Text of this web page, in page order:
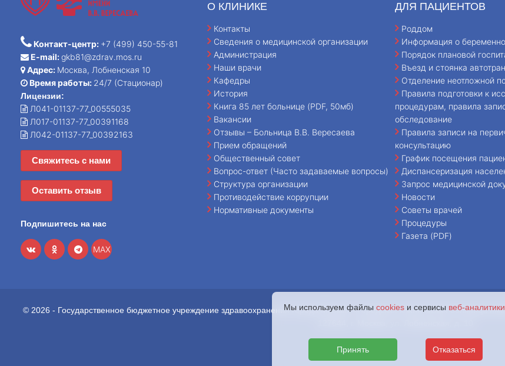
Контакт-центр: +7 (499) 450-55-81
E-mail:gkb81@zdrav.mos.ru
Адрес: Москва, Лобненская 10
Время работы: 24/7 (Стационар)
Лицензии:
Л041-01137-77_00555035
Л017-01137-77_00391168
Л042-01137-77_00392163
Свяжитесь с нами
Оставить отзыв
Подпишитесь на нас
MAX
О КЛИНИКЕ
Контакты
Сведения о медицинской организации
Администрация
Наши врачи
Кафедры
История
Книга 85 лет больнице (PDF, 50мб)
Вакансии
Отзывы – Больница В.В. Вересаева
Прием обращений
Общественный совет
Вопрос-ответ (Часто задаваемые вопросы)
Структура организации
Противодействие коррупции
Нормативные документы
ДЛЯ ПАЦИЕНТОВ
Роддом
Информация о
Порядок плановой
Въезд и стоянка
Отделение неотложной
Правила подготовки к
процедурам, правила
обследование
Правила записи на
консультацию
График посещения
Диспансеризация
Запрос медицинской
Новости
Советы врачей
Процедуры
Газета (PDF)
© 2026 - Государственное бюджетное учреждение здравоохранения города Москвы «Городская клиническая больница
Мы используем файлы cookies и сервисы веб-аналитики
Принять Отказаться